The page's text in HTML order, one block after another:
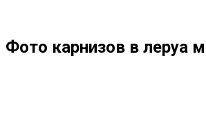
Фото карнизов в леруа